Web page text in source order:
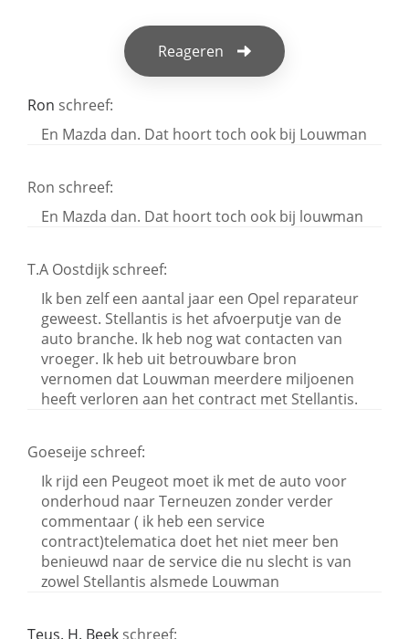
Reageren
Ron schreef:
En Mazda dan. Dat hoort toch ook bij Louwman
Ron schreef:
En Mazda dan. Dat hoort toch ook bij louwman
T.A Oostdijk schreef:
Ik ben zelf een aantal jaar een Opel reparateur
geweest. Stellantis is het afvoerputje van de
auto branche. Ik heb nog wat contacten van
vroeger. Ik heb uit betrouwbare bron
vernomen dat Louwman meerdere miljoenen
heeft verloren aan het contract met Stellantis.
Goeseije schreef:
Ik rijd een Peugeot moet ik met de auto voor
onderhoud naar Terneuzen zonder verder
commentaar ( ik heb een service
contract)telematica doet het niet meer ben
benieuwd naar de service die nu slecht is van
zowel Stellantis alsmede Louwman
Teus. H. Beek schreef: